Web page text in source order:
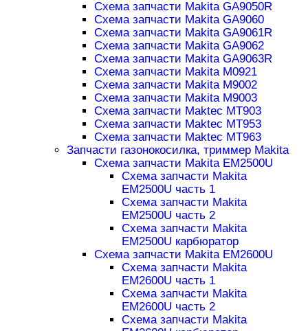
Схема запчасти Makita GA9050R
Схема запчасти Makita GA9060
Схема запчасти Makita GA9061R
Схема запчасти Makita GA9062
Схема запчасти Makita GA9063R
Схема запчасти Makita M0921
Схема запчасти Makita M9002
Схема запчасти Makita M9003
Схема запчасти Maktec MT903
Схема запчасти Maktec MT953
Схема запчасти Maktec MT963
Запчасти газонокосилка, триммер Makita
Схема запчасти Makita EM2500U
Схема запчасти Makita
EM2500U часть 1
Схема запчасти Makita
EM2500U часть 2
Схема запчасти Makita
EM2500U карбюратор
Схема запчасти Makita EM2600U
Схема запчасти Makita
EM2600U часть 1
Схема запчасти Makita
EM2600U часть 2
Схема запчасти Makita